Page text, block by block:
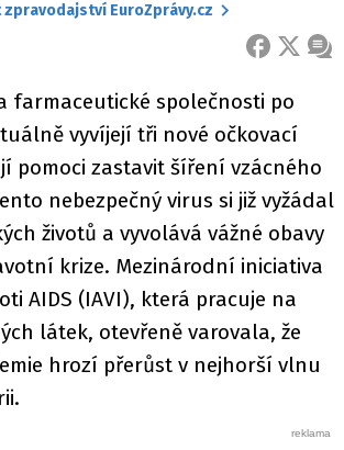
EuroZprávy.cz
FACEBOOK
X
farmaceutické společnosti po
vyvíjejí tři nové očkovací
pomoci zastavit šíření vzácného
nebezpečný virus si již vyžádal
životů a vyvolává vážné obavy
krize. Mezinárodní iniciativa
AIDS (IAVI), která pracuje na
látek, otevřeně varovala, že
hrozí přerůst v nejhorší vlnu